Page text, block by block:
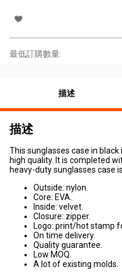
最低訂購數量:
描述
描述
This sunglasses case in
high quality. It is completed
heavy-duty sunglasses case
Outside: nylon.
Core: EVA.
Inside: velvet.
Closure: zipper.
Logo: print/hot stamp
On time delivery.
Quality guarantee.
Low MOQ.
A lot of existing molds.